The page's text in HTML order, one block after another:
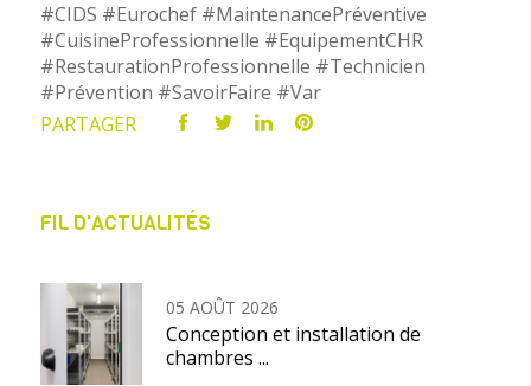
#CIDS #Eurochef #MaintenancePréventive
#CuisineProfessionnelle #EquipementCHR
#RestaurationProfessionnelle #Technicien
#Prévention #SavoirFaire #Var
PARTAGER
FIL D'ACTUALITÉS
05 AOÛT 2026
Conception et installation de
chambres ...